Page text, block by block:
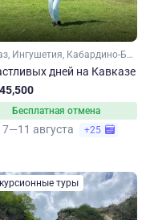
Кавказ, Ингушетия, Кабардино-Балкария, Северная Осетия
дней на Кавказе
Бесплатная отмена
7—11 августа +25
туры